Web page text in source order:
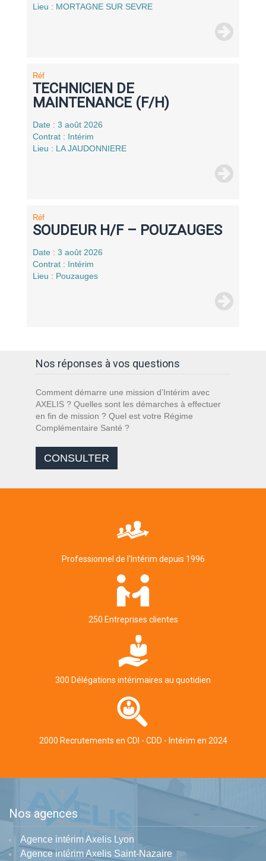
Lieu : MORTAGNE SUR SEVRE
Réf
TECHNICIEN DE
MAINTENANCE (F/H)
Date : 3 août 2026
Contrat : Intérim
Lieu : LA JAUDONNIERE
Réf
SOUDEUR H/F – POUZAUGES
Date : 3 août 2026
Contrat : Intérim
Lieu : Pouzauges
Nos réponses à vos questions
Comment démarre une mission d’Intérim avec
AXELIS ? Quelles sont les démarches à effectuer
en fin de mission ? Quel est votre Régime
Complémentaire Santé ?
CONSULTER
Professionnel de l'Intérim depuis 1996
250 Entreprises clientes
300 Délégations intérimaires au quotidien
2000 Recrutements en CDI - CDD - Intérim en 2024
Nos agences
Agence intérim Axelis Lyon
Agence intérim Axelis Saint-Nazaire